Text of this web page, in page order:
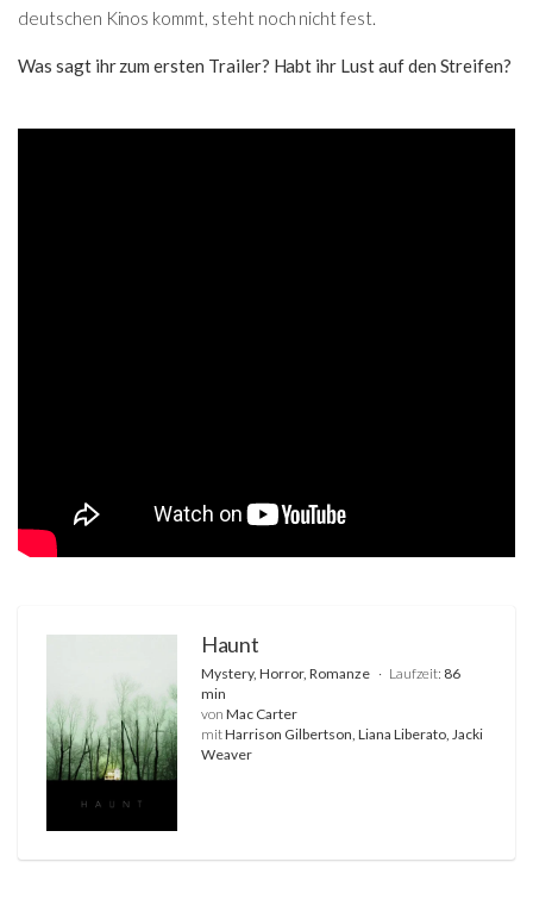
deutschen Kinos kommt, steht noch nicht fest.
Was sagt ihr zum ersten Trailer? Habt ihr Lust auf den Streifen?
Haunt
Mystery, Horror, Romanze Laufzeit: 86
min
von Mac Carter
mitHarrison Gilbertson, Liana Liberato, Jacki
Weaver